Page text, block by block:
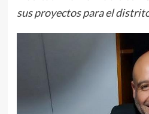
sus proyectos para el